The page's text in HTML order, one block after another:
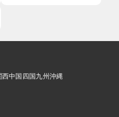
西中国 四国 九州 沖縄